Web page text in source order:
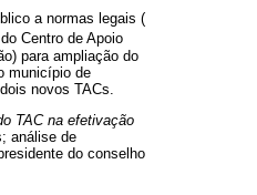
a normas legais (
Centro de Apoio
para ampliação do
município de
novos TACs.
TAC na efetivação
análise de
do conselho